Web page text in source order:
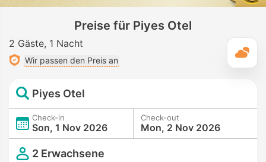
Preise für Piyes Otel
2 Gäste 1 Nacht
Wir passen den Preis an
Piyes Otel
Check-in
Son, 1 Nov 2026
Check-out
Mon, 2 Nov 2026
2 Erwachsene